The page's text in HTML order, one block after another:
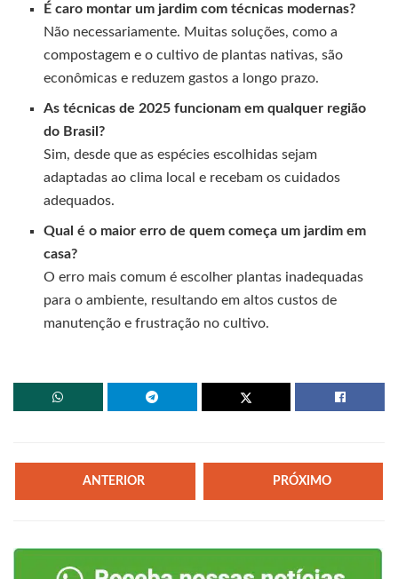
É caro montar um jardim com técnicas modernas?
Não necessariamente. Muitas soluções, como a
compostagem e o cultivo de plantas nativas, são
econômicas e reduzem gastos a longo prazo.
As técnicas de 2025 funcionam em qualquer região
do Brasil?
Sim, desde que as espécies escolhidas sejam
adaptadas ao clima local e recebam os cuidados
adequados.
Qual é o maior erro de quem começa um jardim em
casa?
O erro mais comum é escolher plantas inadequadas
para o ambiente, resultando em altos custos de
manutenção e frustração no cultivo.
ANTERIOR PRÓXIMO